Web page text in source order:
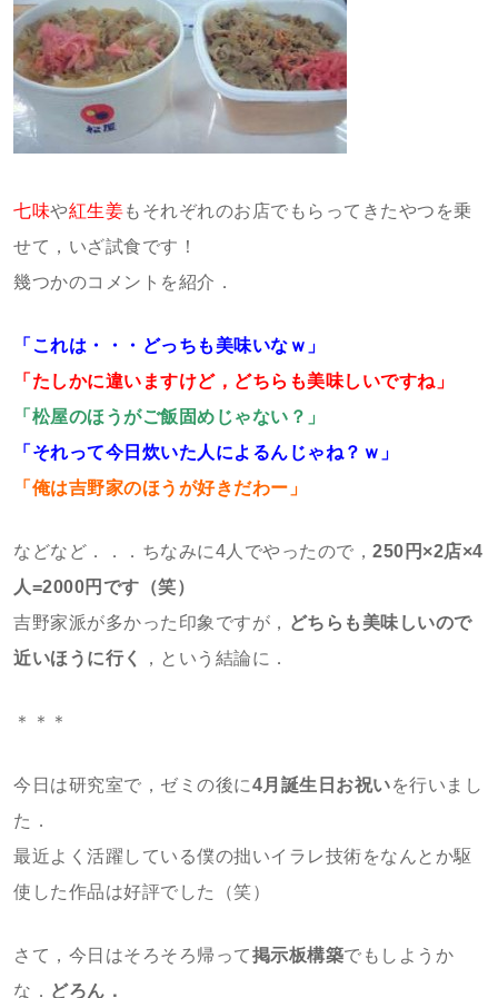
七味や紅生姜もそれぞれのお店でもらってきたやつを乗
せて，いざ試食です！
幾つかのコメントを紹介．
「これは・・・どっちも美味いなｗ」
「たしかに違いますけど，どちらも美味しいですね」
「松屋のほうがご飯固めじゃない？」
「それって今日炊いた人によるんじゃね？ｗ」
「俺は吉野家のほうが好きだわー」
などなど．．．ちなみに4人でやったので， 250円×2店×4
人=2000円です（笑）
吉野家派が多かった印象ですが， どちらも美味しいので
近いほうに行く
，という結論に．
＊＊＊
今日は研究室で，ゼミの後に4月誕生日お祝いを行いまし
た．
最近よく活躍している僕の拙いイラレ技術をなんとか駆
使した作品は好評でした（笑）
さて，今日はそろそろ帰って掲示板構築でもしようか
な． どろん．